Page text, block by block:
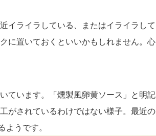
イライラしている、またはイライラして
に置いておくといいかもしれません。心
ています。「燻製風卵黄ソース」と明記
がされているわけではない様子。最近の
ようです。